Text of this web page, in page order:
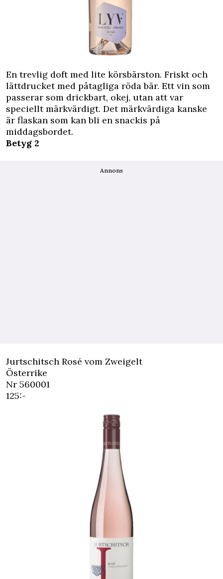
En trevlig doft med lite körsbärston. Friskt och
lättdrucket med påtagliga röda bär. Ett vin som
passerar som drickbart, okej, utan att var
speciellt märkvärdigt. Det märkvärdiga kanske
är flaskan som kan bli en snackis på
middagsbordet.
Betyg 2
Annons
Jurtschitsch Rosé vom Zweigelt
Österrike
Nr 560001
125:-